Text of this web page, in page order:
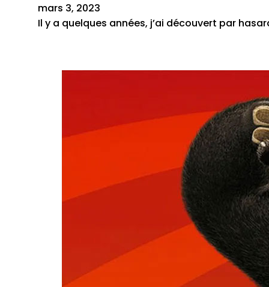
mars 3, 2023
Il y a quelques années, j’ai découvert par